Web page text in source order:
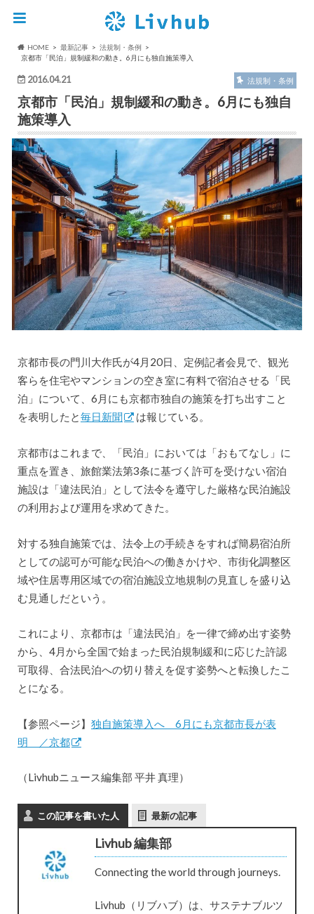
HOME 最新記事
法規制・条例
京都市「民泊」規制緩和の動き。6月にも独自施策導入
2016.04.21 法規制・条例
京都市「民泊」規制緩和の動き。6月にも独自
施策導入
京都市長の門川大作氏が4月20日、定例記者会見で、観光
客らを住宅やマンションの空き室に有料で宿泊させる「民
泊」について、6月にも京都市独自の施策を打ち出すこと
を表明したと毎日新聞 は報じている。
京都市はこれまで、「民泊」においては「おもてなし」に
重点を置き、旅館業法第3条に基づく許可を受けない宿泊
施設は「違法民泊」として法令を遵守した厳格な民泊施設
の利用および運用を求めてきた。
対する独自施策では、法令上の手続きをすれば簡易宿泊所
としての認可が可能な民泊への働きかけや、市街化調整区
域や住居専用区域での宿泊施設立地規制の見直しを盛り込
む見通しだという。
これにより、京都市は「違法民泊」を一律で締め出す姿勢
から、4月から全国で始まった民泊規制緩和に応じた許認
可取得、合法民泊への切り替えを促す姿勢へと転換したこ
とになる。
【参照ページ】 独自施策導入へ 6月にも京都市長が表
明 ／京都
（Livhubニュース編集部 平井 真理）
この記事を書いた人 最新の記事
Livhub 編集部
Connecting the world through journeys.
Livhub（リブハブ）は、サステナブルツ